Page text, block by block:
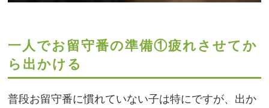
一人でお留守番の準備①疲れさせてか
ら出かける
普段お留守番に慣れていない子は特にですが、出か